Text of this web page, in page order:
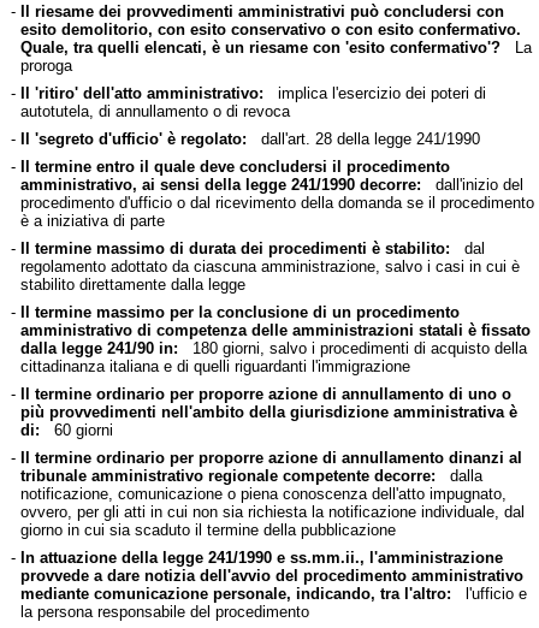
- Il riesame dei provvedimenti amministrativi può concludersi con
esito demolitorio, con esito conservativo o con esito confermativo.
Quale, tra quelli elencati, è un riesame con 'esito confermativo'?La
proroga
- Il 'ritiro' dell'atto amministrativo: implica l'esercizio dei poteri di
autotutela, di annullamento o di revoca
- Il 'segreto d'ufficio' è regolato: dall'art. 28 della legge 241/1990
- Il termine entro il quale deve concludersi il procedimento
amministrativo, ai sensi della legge 241/1990 decorre: dall'inizio del
procedimento d'ufficio o dal ricevimento della domanda se il procedimento
è a iniziativa di parte
- Il termine massimo di durata dei procedimenti è stabilito: dal
regolamento adottato da ciascuna amministrazione, salvo i casi in cui è
stabilito direttamente dalla legge
- Il termine massimo per la conclusione di un procedimento
amministrativo di competenza delle amministrazioni statali è fissato
dalla legge 241/90 in: 180 giorni, salvo i procedimenti di acquisto della
cittadinanza italiana e di quelli riguardanti l'immigrazione
- Il termine ordinario per proporre azione di annullamento di uno o
più provvedimenti nell'ambito della giurisdizione amministrativa è
di: 60 giorni
- Il termine ordinario per proporre azione di annullamento dinanzi al
tribunale amministrativo regionale competente decorre: dalla
notificazione, comunicazione o piena conoscenza dell'atto impugnato,
ovvero, per gli atti in cui non sia richiesta la notificazione individuale, dal
giorno in cui sia scaduto il termine della pubblicazione
- In attuazione della legge 241/1990 e ss.mm.ii., l'amministrazione
provvede a dare notizia dell'avvio del procedimento amministrativo
mediante comunicazione personale, indicando, tra l'altro: l'ufficio e
la persona responsabile del procedimento